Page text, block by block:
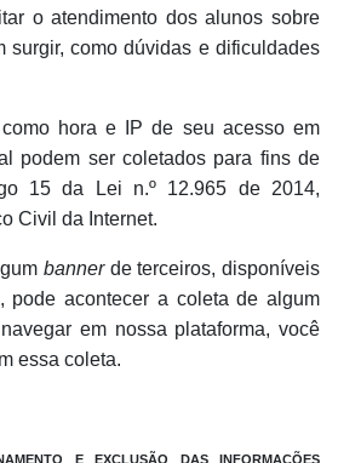
o atendimento dos alunos sobre
surgir, como dúvidas e dificuldades
hora e IP de seu acesso em
podem ser coletados para fins de
15 da Lei n.º 12.965 de 2014,
Civil da Internet.
bannerde terceiros, disponíveis
pode acontecer a coleta de algum
em nossa plataforma, você
essa coleta.
e exclusão das informações